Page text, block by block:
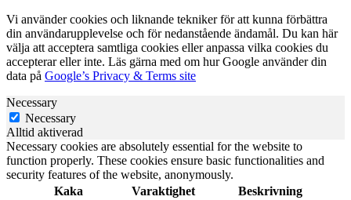
Vi använder cookies och liknande tekniker för att kunna förbättra
din användarupplevelse och för nedanstående ändamål. Du kan här
välja att acceptera samtliga cookies eller anpassa vilka cookies du
accepterar eller inte. Läs gärna med om hur Google använder din
data på Google’s Privacy & Terms site
Necessary
Necessary
Alltid aktiverad
Necessary cookies are absolutely essential for the website to
function properly. These cookies ensure basic functionalities and
security features of the website, anonymously.
Kaka
Varaktighet Beskrivning